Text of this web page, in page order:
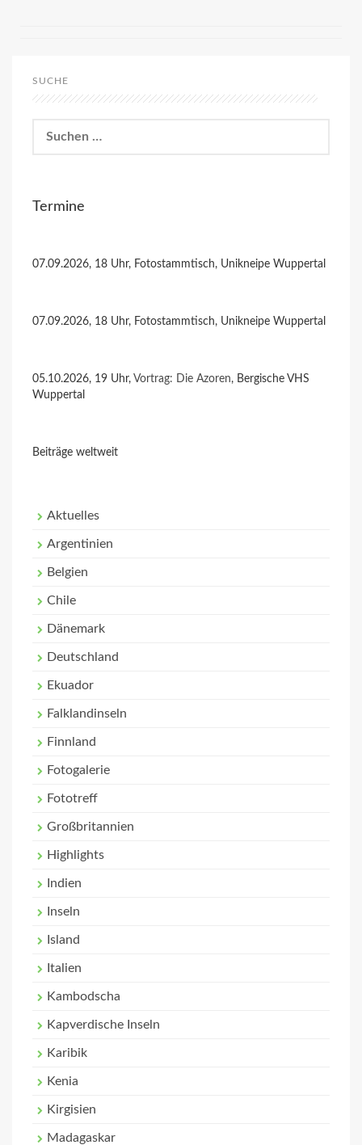
SUCHE
nach:
Termine
07.09.2026, 18 Uhr, Fotostammtisch, Unikneipe Wuppertal
07.09.2026, 18 Uhr, Fotostammtisch, Unikneipe Wuppertal
05.10.2026, 19 Uhr, Vortrag: Die Azoren, Bergische VHS
Wuppertal
Beiträge weltweit
Aktuelles
Argentinien
Belgien
Chile
Dänemark
Deutschland
Ekuador
Falklandinseln
Finnland
Fotogalerie
Fototreff
Großbritannien
Highlights
Indien
Inseln
Island
Italien
Kambodscha
Kapverdische Inseln
Karibik
Kenia
Kirgisien
Madagaskar